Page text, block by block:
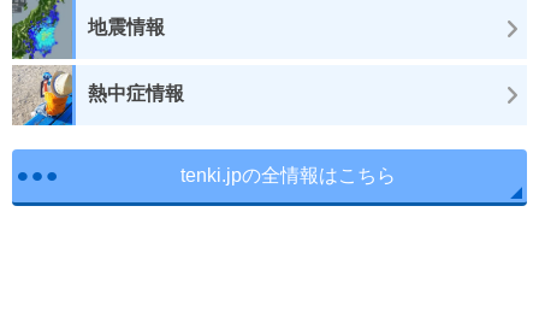
地震情報
熱中症情報
tenki.jpの全情報はこちら